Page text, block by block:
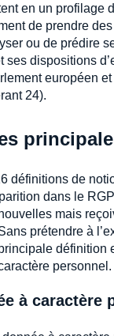
en un profilage
de prendre
ou de prédire
ses dispositions
européen
24).
définitions de
dans le
mais
prétendre à
définition
personnel.
à caractère